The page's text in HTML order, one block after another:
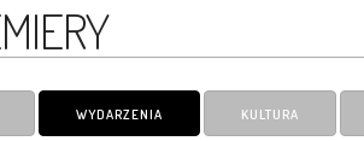
WYDARZENIA KULTURA